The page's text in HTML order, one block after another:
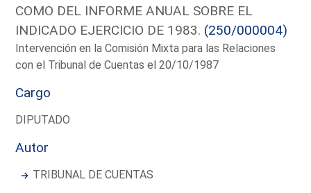
COMO DEL INFORME ANUAL SOBRE EL
INDICADO EJERCICIO DE 1983. (250/000004)
Intervención en la Comisión Mixta para las Relaciones
con el Tribunal de Cuentas el 20/10/1987
Cargo
DIPUTADO
Autor
TRIBUNAL DE CUENTAS